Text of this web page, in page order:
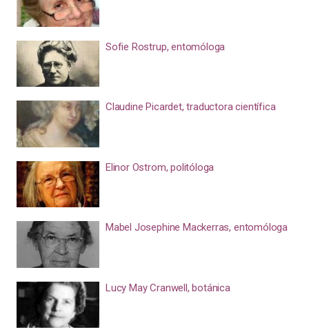
Sofie Rostrup, entomóloga
Claudine Picardet, traductora científica
Elinor Ostrom, politóloga
Mabel Josephine Mackerras, entomóloga
Lucy May Cranwell, botánica